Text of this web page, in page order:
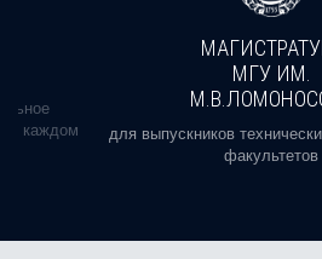
в каждом
МГУ ИМ.
для выпускников
факультетов